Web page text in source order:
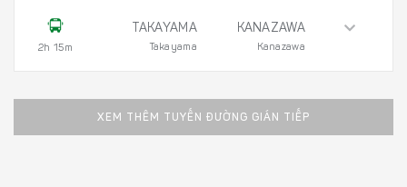
2h 15m
TAKAYAMA
Takayama
KANAZAWA
Kanazawa
XEM THÊM TUYẾN ĐƯỜNG GIÁN TIẾP